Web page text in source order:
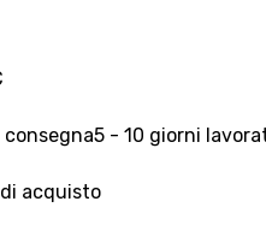
5 - 10 giorni
acquisto